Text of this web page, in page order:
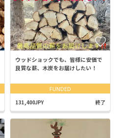
ウッドショックでも、皆様に安価で
良質な薪、木炭をお届けしたい！
FUNDED
131,400JPY 終了